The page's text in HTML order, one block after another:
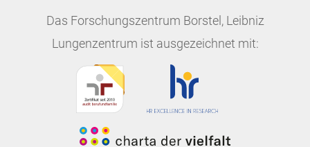
Das Forschungszentrum Borstel, Leibniz
Lungenzentrum ist ausgezeichnet mit: